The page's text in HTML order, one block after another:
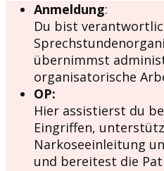
Anmeldung:
Du bist
übernimmst
organisatorische
OP:
Hier assistierst du
Eingriffen,
Narkoseeinleitung
und bereitest die